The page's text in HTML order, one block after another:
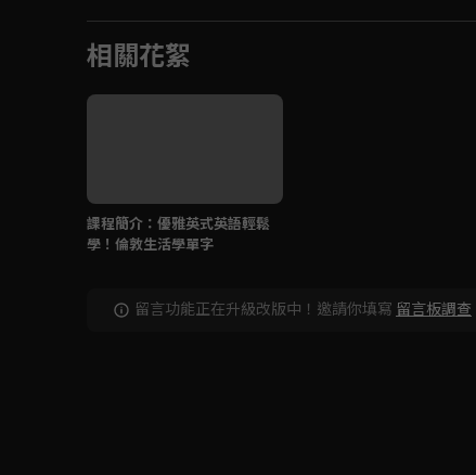
相關花絮
課程簡介：優雅英式英語輕鬆
學！倫敦生活學單字
留言功能正在升級改版中！邀請你填寫 留言板調查